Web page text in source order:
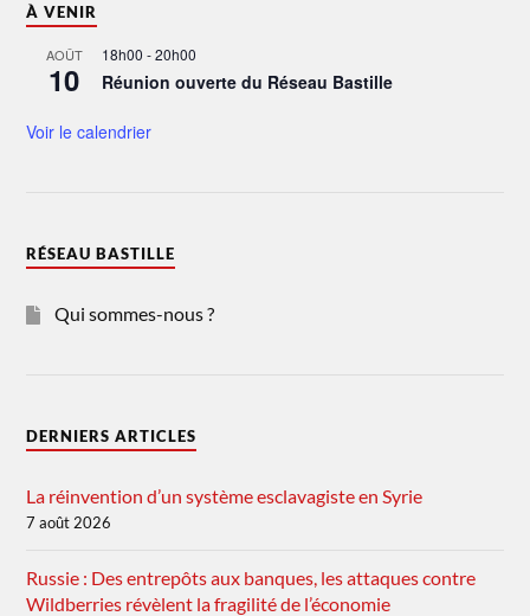
À VENIR
AOÛT
10
18h00 -20h00
Réunion ouverte du Réseau Bastille
Voir le calendrier
RÉSEAU BASTILLE
Qui sommes-nous ?
DERNIERS ARTICLES
La réinvention d’un système esclavagiste en Syrie
7 août 2026
Russie : Des entrepôts aux banques, les attaques contre
Wildberries révèlent la fragilité de l’économie